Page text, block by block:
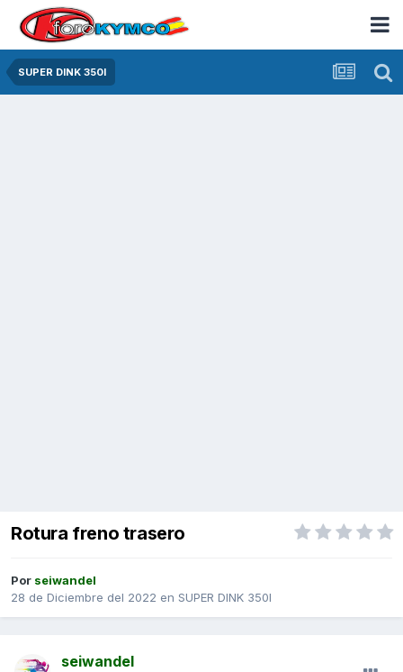
SUPER DINK 350I
Rotura freno trasero
Por seiwandel
28 de Diciembre del 2022 en SUPER DINK 350I
seiwandel